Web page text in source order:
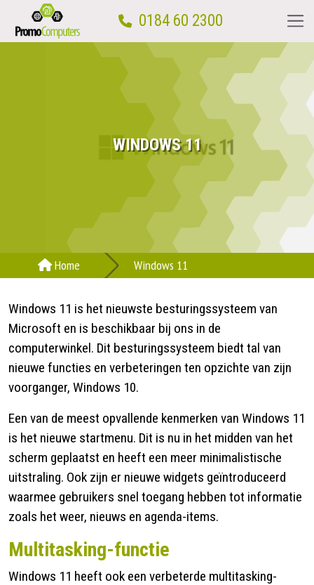
0184 60 2300
Computercursus
Over ons
Contact
WINDOWS 11
Home Windows 11
Windows 11 is het nieuwste besturingssysteem van
Microsoft en is beschikbaar bij ons in de
computerwinkel. Dit besturingssysteem biedt tal van
nieuwe functies en verbeteringen ten opzichte van zijn
voorganger, Windows 10.
Een van de meest opvallende kenmerken van Windows 11
is het nieuwe startmenu. Dit is nu in het midden van het
scherm geplaatst en heeft een meer minimalistische
uitstraling. Ook zijn er nieuwe widgets geïntroduceerd
waarmee gebruikers snel toegang hebben tot informatie
zoals het weer, nieuws en agenda-items.
Multitasking-functie
Windows 11 heeft ook een verbeterde multitasking-